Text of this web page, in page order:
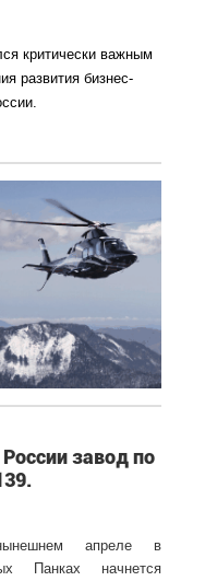
критически важным
развития бизнес-
завод по
апреле в
Панках начнется